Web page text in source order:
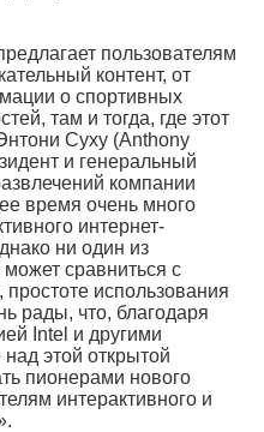
пользователям
контент, от
о спортивных
там и тогда, где этот
Суху (Anthony
и генеральный
компании
время очень много
интернет-
ни один из
сравниться с
использования
рады, что, благодаря
Intel и другими
этой открытой
пионерами нового
интерактивного и